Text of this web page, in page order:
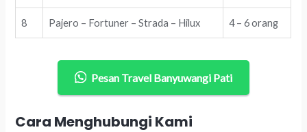
8 Pajero – Fortuner – Strada – Hilux 4 – 6 orang
Pesan Travel Banyuwangi Pati
Cara Menghubungi Kami